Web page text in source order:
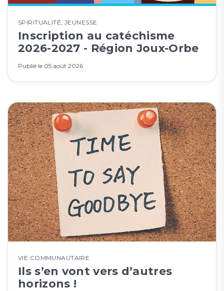
SPIRITUALITÉ ,JEUNESSE
Inscription au catéchisme
2026-2027 - Région Joux-Orbe
Publié le 05 août 2026
VIE COMMUNAUTAIRE
Ils s’en vont vers d’autres
horizons !